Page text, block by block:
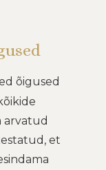
õigused
arvatud
et